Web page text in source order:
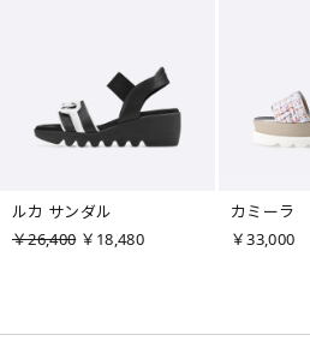
ルカ サンダル
￥26,400 ￥18,480
カミーラ
￥33,000